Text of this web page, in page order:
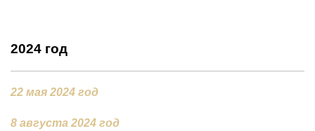
2024 год
22 мая 2024 год
8 августа 2024 год